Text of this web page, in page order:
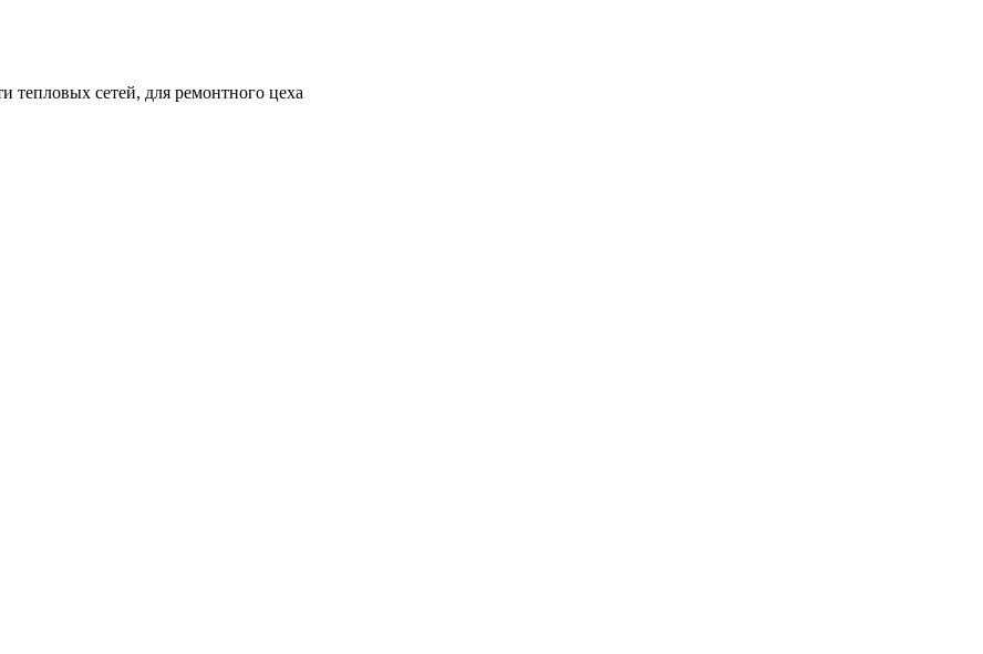
тепловых сетей, для ремонтного цеха